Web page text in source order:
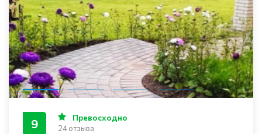
9 Превосходно
24 отзыва